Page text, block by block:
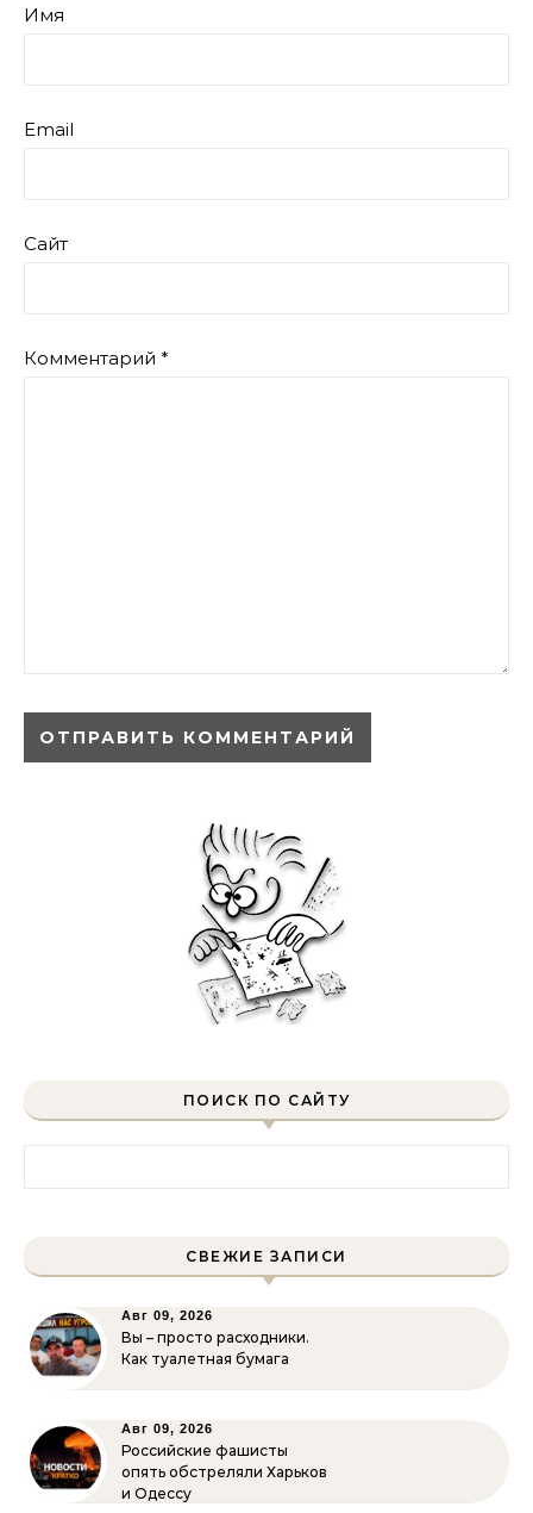
Имя
Email
Сайт
Комментарий *
ПОИСК ПО САЙТУ
СВЕЖИЕ ЗАПИСИ
Авг 09, 2026
Вы – просто расходники.
Как туалетная бумага
Авг 09, 2026
Российские фашисты
опять обстреляли Харьков
и Одессу